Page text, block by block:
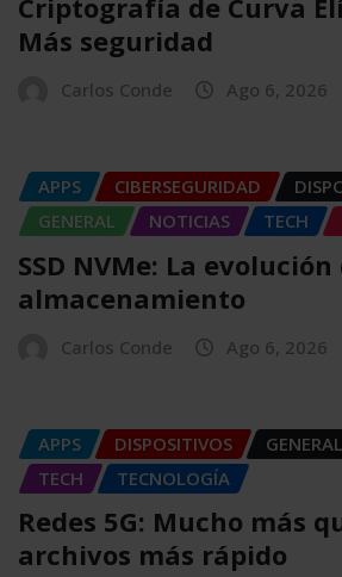
Más seguridad
Carlos Conde Ago 6, 2026
APPS CIBERSEGURIDAD
GENERAL
NOTICIAS TECH
SSD NVMe: La evolución
almacenamiento
Carlos Conde Ago 6, 2026
APPS DISPOSITIVOS GENERAL
TECH
TECNOLOGÍA
Redes 5G: Mucho más
archivos más rápido